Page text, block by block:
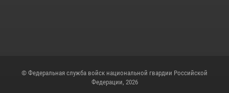
© Федеральная служба войск национальной гвардии Российской
Федерации, 2026